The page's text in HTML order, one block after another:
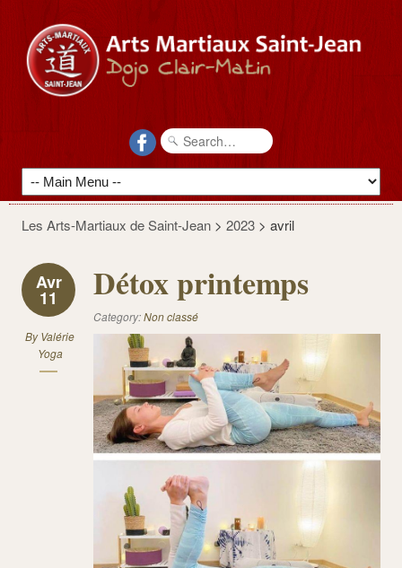
Les Arts-Martiaux de Saint-Jean > 2023 > avril
Avr
11
ByValérie
Yoga
Détox printemps
Category:Non classé